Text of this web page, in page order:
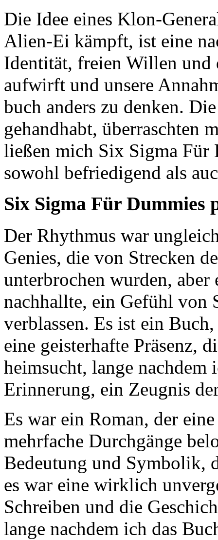
Die Idee eines Klon-
Alien-Ei kämpft, ist eine
Identität, freien Willen
aufwirft und unsere
buch anders zu denken.
gehandhabt, überraschten
ließen mich Six Sigma Für
sowohl befriedigend als
Six Sigma Für Dummies
Der Rhythmus war
Genies, die von Strecken
unterbrochen wurden,
nachhallte, ein Gefühl von
verblassen. Es ist ein
eine geisterhafte Präsenz,
heimsucht, lange nachdem
Erinnerung, ein Zeugnis
Es war ein Roman, der
mehrfache Durchgänge
Bedeutung und Symbolik,
es war eine wirklich
Schreiben und die
lange nachdem ich das